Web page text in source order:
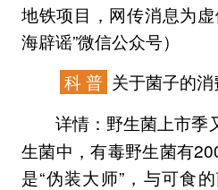
地铁项目，网传消息为
海辟谣”微信公众号）
科 普 关于菌子的
详情： 野生菌上市季
生菌中，有毒野生菌有
是“伪装大师”，与可食